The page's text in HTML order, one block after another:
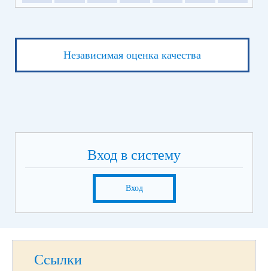
Независимая оценка качества
Вход в систему
Вход
Ссылки